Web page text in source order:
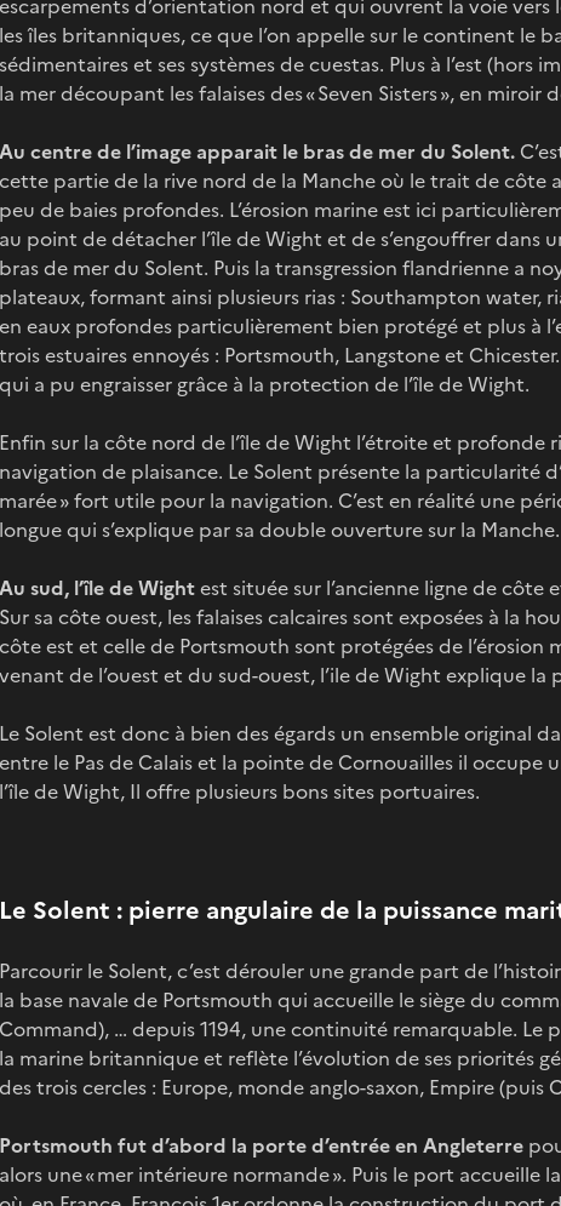
les îles britanniques, ce que l’on appelle sur le continent le
sédimentaires et ses systèmes de cuestas. Plus à l’est (hors
la mer découpant les falaises des « Seven Sisters », en miroir
Au centre de l’image apparait le bras de mer du Solent.
cette partie de la rive nord de la Manche où le trait de côte
peu de baies profondes. L’érosion marine est ici
au point de détacher l’île de Wight et de s’engouffrer dans
bras de mer du Solent. Puis la transgression flandrienne a
plateaux, formant ainsi plusieurs rias : Southampton water,
en eaux profondes particulièrement bien protégé et plus à
trois estuaires ennoyés : Portsmouth, Langstone et
qui a pu engraisser grâce à la protection de l’île de Wight.
Enfin sur la côte nord de l’île de Wight l’étroite et profonde
navigation de plaisance. Le Solent présente la particularité
marée » fort utile pour la navigation. C’est en réalité une
longue qui s’explique par sa double ouverture sur la Manche.
Au sud, l’île de Wightest située sur l’ancienne ligne de
Sur sa côte ouest, les falaises calcaires sont exposées à la
côte est et celle de Portsmouth sont protégées de l’érosion
venant de l’ouest et du sud-ouest, l’ile de Wight explique
Le Solent est donc à bien des égards un ensemble original
entre le Pas de Calais et la pointe de Cornouailles il occupe
l’île de Wight, Il offre plusieurs bons sites portuaires.
Le Solent : pierre angulaire de la puissance
Parcourir le Solent, c’est dérouler une grande part de
la base navale de Portsmouth qui accueille le siège du
Command), … depuis 1194, une continuité remarquable. Le
la marine britannique et reflète l’évolution de ses priorités
des trois cercles : Europe, monde anglo-saxon, Empire (puis
Portsmouth fut d’abord la porte d’entrée en Angleterre
alors une « mer intérieure normande ». Puis le port accueille